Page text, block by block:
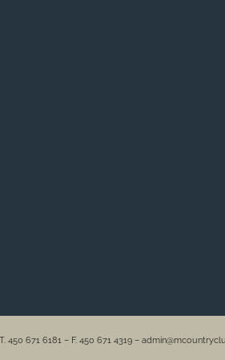
671 6181 – F. 450 671 4319 –